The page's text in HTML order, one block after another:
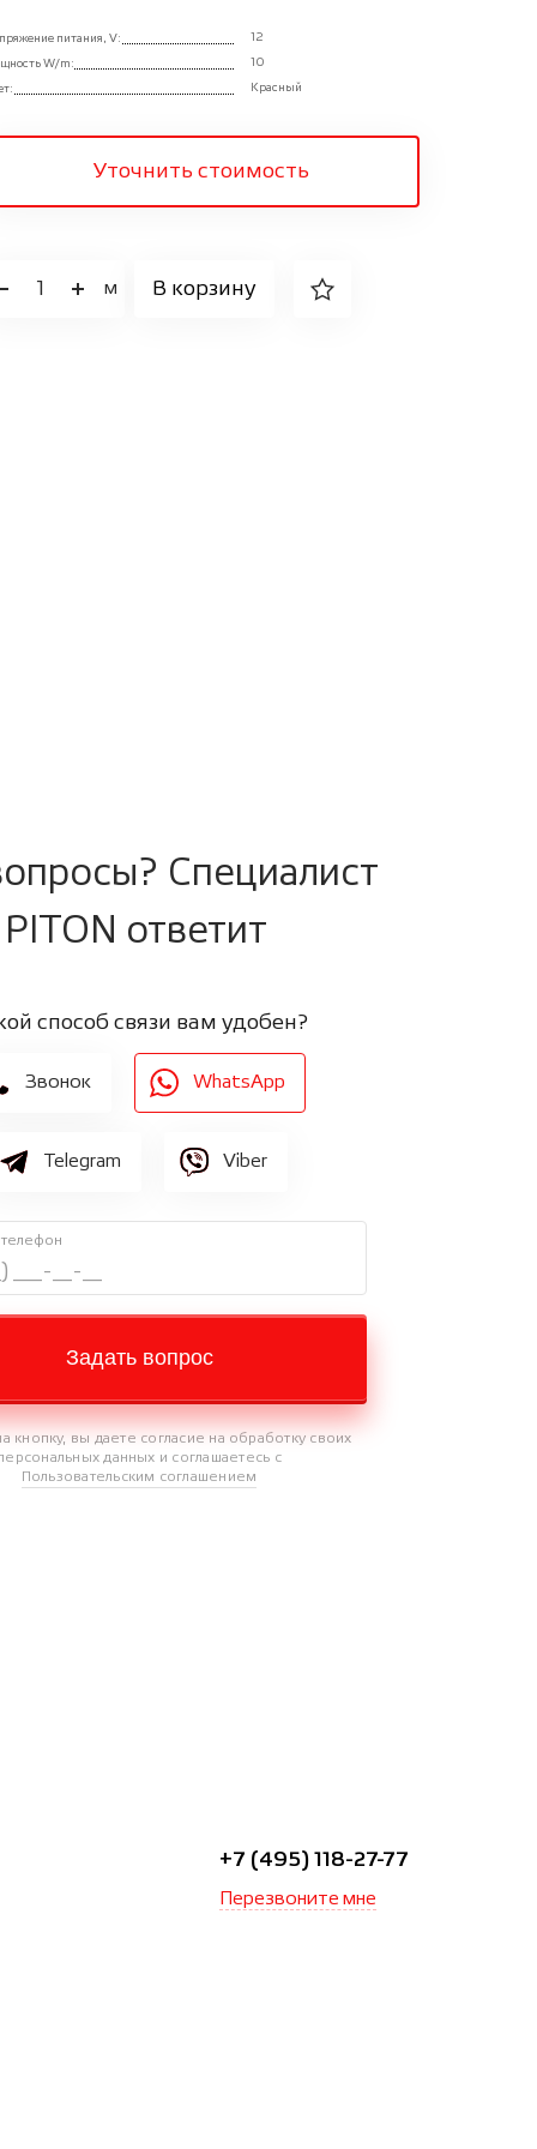
питания, V: 12
W/m: 10
Красный
Уточнить стоимость
1 м В корзину
Cпециалист
PITON ответит
способ связи вам удобен?
Звонок WhatsApp
Telegram Viber
Задать вопрос
кнопку, вы даете согласие на обработку своих
данных и соглашаетесь с
Пользовательским соглашением
+7 (495) 118-27-77
Перезвоните мне